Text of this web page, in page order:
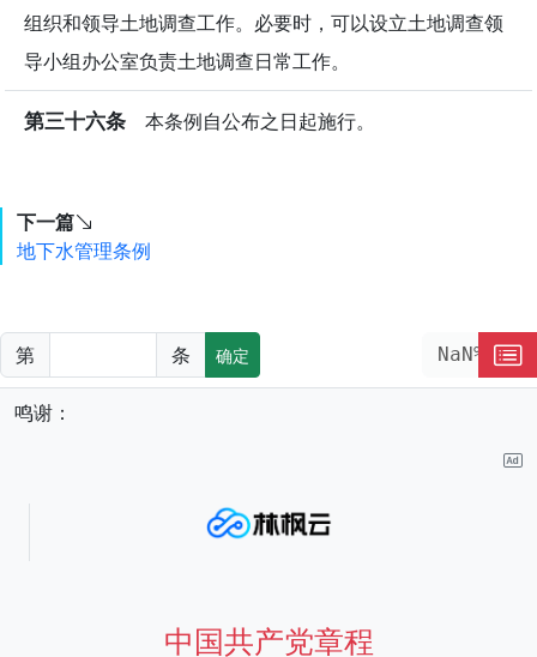
组织和领导土地调查工作。必要时，可以设立土地调查领
导小组办公室负责土地调查日常工作。
第三十六条 本条例自公布之日起施行。
下一篇
地下水管理条例
第 条 确定 NaN%
鸣谢：
中国共产党章程